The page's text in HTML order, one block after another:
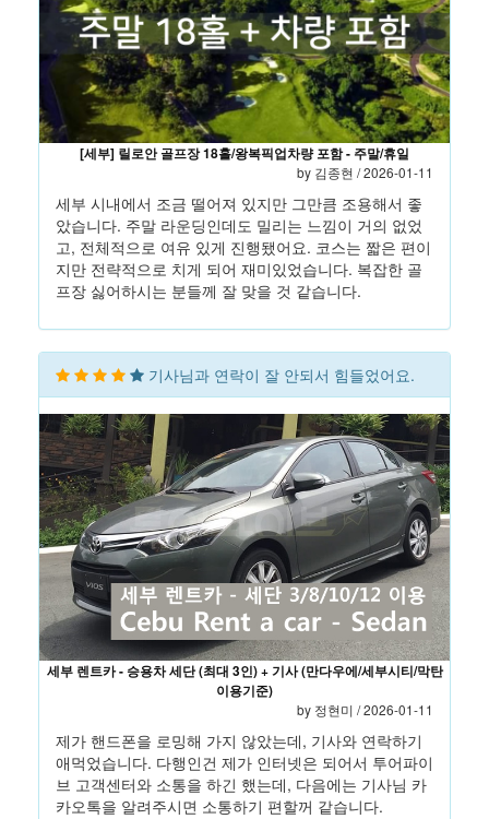
[세부] 릴로안 골프장 18홀/왕복픽업차량 포함 - 주말/휴일
by 김종현 / 2026-01-11
세부 시내에서 조금 떨어져 있지만 그만큼 조용해서 좋
았습니다. 주말 라운딩인데도 밀리는 느낌이 거의 없었
고, 전체적으로 여유 있게 진행됐어요. 코스는 짧은 편이
지만 전략적으로 치게 되어 재미있었습니다. 복잡한 골
프장 싫어하시는 분들께 잘 맞을 것 같습니다.
기사님과 연락이 잘 안되서 힘들었어요.
세부 렌트카 - 승용차 세단 (최대 3인) + 기사 (만다우에/세부시티/막탄
이용기준)
by 정현미 / 2026-01-11
제가 핸드폰을 로밍해 가지 않았는데, 기사와 연락하기
애먹었습니다. 다행인건 제가 인터넷은 되어서 투어파이
브 고객센터와 소통을 하긴 했는데, 다음에는 기사님 카
카오톡을 알려주시면 소통하기 편할꺼 같습니다.